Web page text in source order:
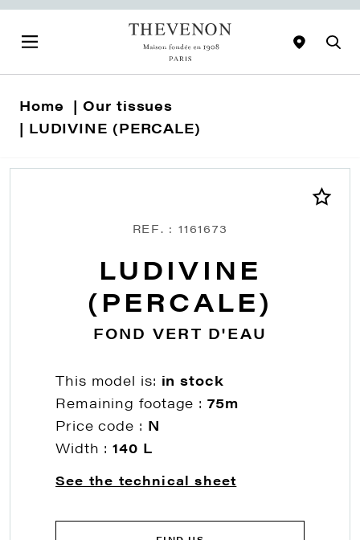
Home
Our tissues
LUDIVINE (PERCALE)
REF. : 1161673
LUDIVINE
(PERCALE)
FOND VERT D'EAU
This model is: in stock
Remaining footage :75m
Price code : N
Width :140 L
See the technical sheet